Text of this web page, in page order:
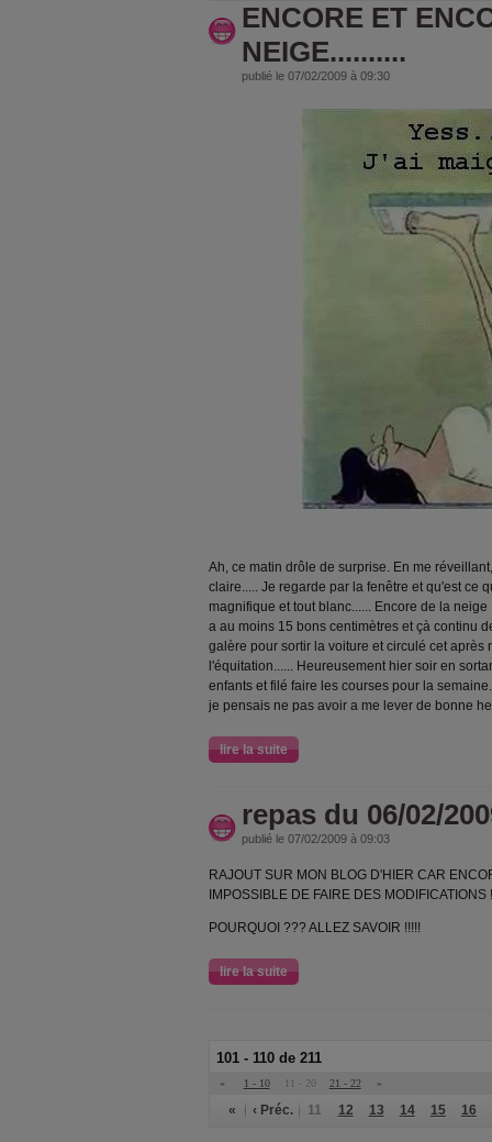
ENCORE ET
NEIGE..........
publié le 07/02/2009 à 09:30
Ah, ce matin drôle de surprise. En me
claire..... Je regarde par la fenêtre et qu'est ce
magnifique et tout blanc...... Encore de la
a au moins 15 bons centimètres et çà continu
galère pour sortir la voiture et circulé cet après
l'équitation...... Heureusement hier soir en
enfants et filé faire les courses pour la
je pensais ne pas avoir a me lever de bonne
lire la suite
repas du 06/02/
publié le 07/02/2009 à 09:03
RAJOUT SUR MON BLOG D'HIER CAR
IMPOSSIBLE DE FAIRE DES MODIFICATIONS
POURQUOI ??? ALLEZ SAVOIR !!!!!
lire la suite
101 - 110 de 211
« 1 - 10 11 - 20 21 - 22 »
« ‹ Préc. 11 12 13 14 15 16